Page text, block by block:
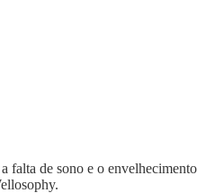
de sono e o